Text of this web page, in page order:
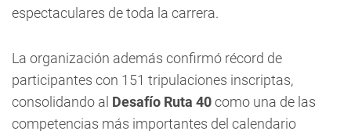
espectaculares de toda la carrera.
La organización además confirmó récord de
participantes con 151 tripulaciones inscriptas,
consolidando al Desafío Ruta 40como una de las
competencias más importantes del calendario